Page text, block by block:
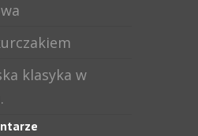
klasyka w